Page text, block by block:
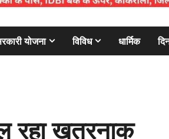
योजना विविध धार्मिक
रहा खतरनाक